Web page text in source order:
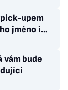
upem
jméno i
vám bude